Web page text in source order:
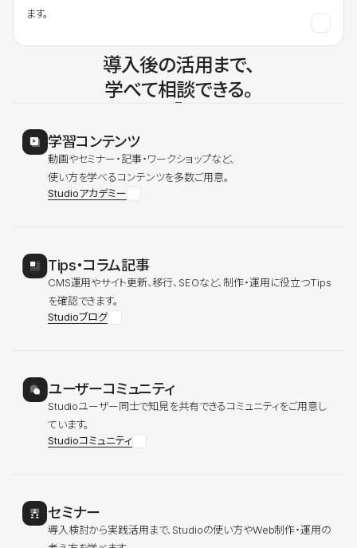
ます。
導入後の活用まで、
学べて相談できる。
学習コンテンツ
動画やセミナー・記事・ワークショップなど、
使い方を学べるコンテンツを多数ご用意。
Studioアカデミー
Tips・コラム記事
CMS運用やサイト更新、移行、SEOなど、制作・運用に役立つTips
を確認できます。
Studioブログ
ユーザーコミュニティ
Studioユーザー同士で知見を共有できるコミュニティをご用意し
ています。
Studioコミュニティ
セミナー
導入検討から実践活用まで、Studioの使い方やWeb制作・運用の